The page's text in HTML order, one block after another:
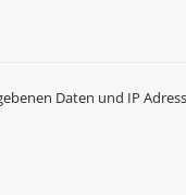
Daten und IP